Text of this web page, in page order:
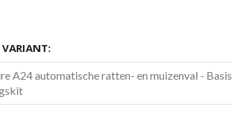
VARIANT:
A24 automatische ratten- en muizenval - Basis